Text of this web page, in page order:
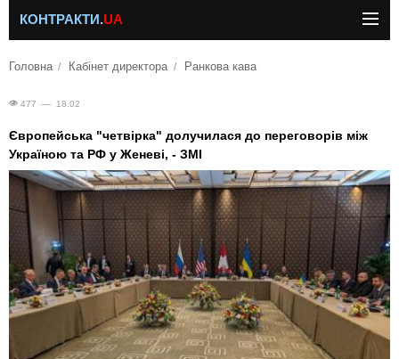
КОНТРАКТИ.UA
Головна Кабінет директора Ранкова кава
477 — 18.02
Європейська "четвірка" долучилася до переговорів між
Україною та РФ у Женеві, - ЗМІ